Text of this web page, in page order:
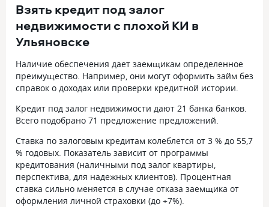
Взять кредит под залог
недвижимости с плохой КИ в
Ульяновске
Наличие обеспечения дает заемщикам определенное
преимущество. Например, они могут оформить займ без
справок о доходах или проверки кредитной истории.
Кредит под залог недвижимости дают 21 банка банков.
Всего подобрано 71 предложение предложений.
Ставка по залоговым кредитам колеблется от 3 % до 55,7
% годовых. Показатель зависит от программы
кредитования (наличными под залог квартиры,
перспектива, для надежных клиентов). Процентная
ставка сильно меняется в случае отказа заемщика от
оформления личной страховки (до +7%).